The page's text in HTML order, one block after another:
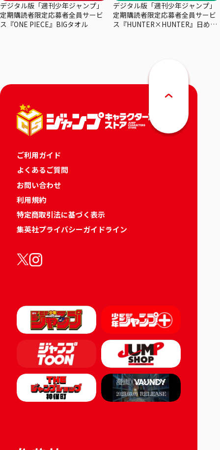
デジタル版「週刊少年ジャンプ」
定期購読者限定応募者全員サービ
ス『ONE PIECE』BIGタオル
デジタル版「週刊少年ジャンプ」
定期購読者限定応募者全員サービ
ス『HUNTER×HUNTER』日めく
ご利用ガイド
よくあるご質問
お問い合わせ
利用規約
特定商取引法に基づく表示
集英社プライバシーガイドライン